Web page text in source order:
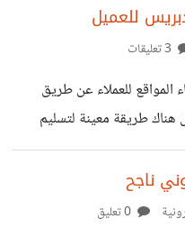
تخصصي في شهادة
لكم مقدماً
للعميل
المواقع للعملاء عن طريق
طريقة معينة لتسليم
هل يمكن عمل واجهة تحكم
الدخول الى واجهة
وإدارة مواقع ووردبريسية
ناجح